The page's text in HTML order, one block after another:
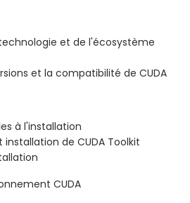
et de l'écosystème
et la compatibilité de CUDA
à l'installation
de CUDA Toolkit
CUDA